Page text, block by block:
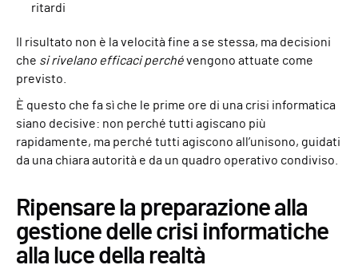
ritardi
Il risultato non è la velocità fine a se stessa, ma decisioni
che si rivelano efficaci perchévengono attuate come
previsto.
È questo che fa sì che le prime ore di una crisi informatica
siano decisive: non perché tutti agiscano più
rapidamente, ma perché tutti agiscono all’unisono, guidati
da una chiara autorità e da un quadro operativo condiviso.
Ripensare la preparazione alla
gestione delle crisi informatiche
alla luce della realtà